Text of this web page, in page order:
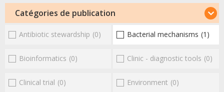
Catégories de publication
Antibiotic stewardship (0) Bacterial mechanisms (1)
Bioinformatics (0) Clinic - diagnostic tools (0)
Clinical trial (0) Environment (0)